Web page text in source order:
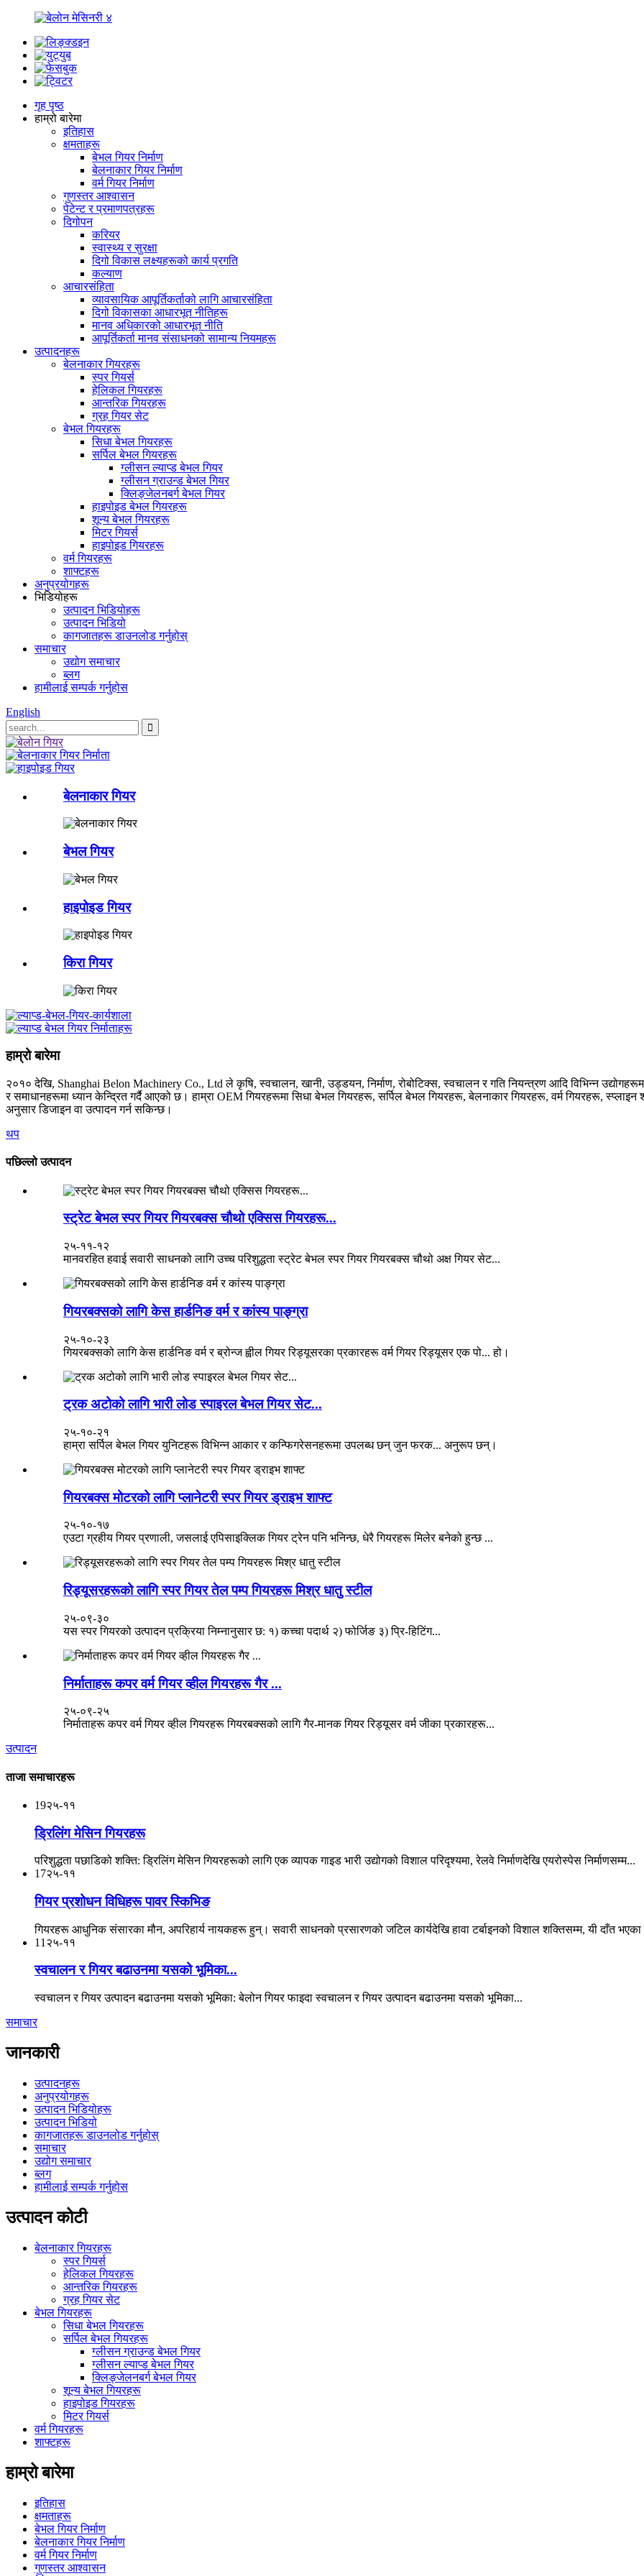
गृह पृष्ठ
हाम्रो बारेमा
इतिहास
क्षमताहरू
बेभल गियर निर्माण
बेलनाकार गियर निर्माण
वर्म गियर निर्माण
गुणस्तर आश्वासन
पेटेन्ट र प्रमाणपत्रहरू
दिगोपन
करियर
स्वास्थ्य र सुरक्षा
दिगो विकास लक्ष्यहरूको कार्य प्रगति
कल्याण
आचारसंहिता
व्यावसायिक आपूर्तिकर्ताको लागि आचारसंहिता
दिगो विकासका आधारभूत नीतिहरू
मानव अधिकारको आधारभूत नीति
आपूर्तिकर्ता मानव संसाधनको सामान्य नियमहरू
उत्पादनहरू
बेलनाकार गियरहरू
स्पर गियर्स
हेलिकल गियरहरू
आन्तरिक गियरहरू
ग्रह गियर सेट
बेभल गियरहरू
सिधा बेभल गियरहरू
सर्पिल बेभल गियरहरू
ग्लीसन ल्याप्ड बेभल गियर
ग्लीसन ग्राउन्ड बेभल गियर
क्लिङ्जेलनबर्ग बेभल गियर
हाइपोइड बेभल गियरहरू
शून्य बेभल गियरहरू
मिटर गियर्स
हाइपोइड गियरहरू
वर्म गियरहरू
शाफ्टहरू
अनुप्रयोगहरू
भिडियोहरू
उत्पादन भिडियोहरू
उत्पादन भिडियो
कागजातहरू डाउनलोड गर्नुहोस्
समाचार
उद्योग समाचार
ब्लग
हामीलाई सम्पर्क गर्नुहोस
English
बेलनाकार गियर
बेभल गियर
हाइपोइड गियर
किरा गियर
हाम्रो बारेमा
२०१० देखि, Shanghai Belon Machinery Co., Ltd ले कृषि, स्वचालन, खानी, उड्डयन, निर्माण, रोबोटिक्स, स्वचालन र गति नियन्त्रण आदि विभिन्न
र समाधानहरूमा ध्यान केन्द्रित गर्दै आएको छ। हाम्रा OEM गियरहरूमा सिधा बेभल गियरहरू, सर्पिल बेभल गियरहरू, बेलनाकार गियरहरू, वर्म गियरहरू,
अनुसार डिजाइन वा उत्पादन गर्न सकिन्छ।
थप
पछिल्लो उत्पादन
स्ट्रेट बेभल स्पर गियर गियरबक्स चौथो एक्सिस गियरहरू...
२५-११-१२
मानवरहित हवाई सवारी साधनको लागि उच्च परिशुद्धता स्ट्रेट बेभल स्पर गियर गियरबक्स चौथो अक्ष गियर सेट...
गियरबक्सको लागि केस हार्डनिङ वर्म र कांस्य पाङ्ग्रा
२५-१०-२३
गियरबक्सको लागि केस हार्डनिङ वर्म र ब्रोन्ज ह्वील गियर रिड्यूसरका प्रकारहरू वर्म गियर रिड्यूसर एक पो... हो।
ट्रक अटोको लागि भारी लोड स्पाइरल बेभल गियर सेट...
२५-१०-२१
हाम्रा सर्पिल बेभल गियर युनिटहरू विभिन्न आकार र कन्फिगरेसनहरूमा उपलब्ध छन् जुन फरक... अनुरूप छन्।
गियरबक्स मोटरको लागि प्लानेटरी स्पर गियर ड्राइभ शाफ्ट
२५-१०-१७
एउटा ग्रहीय गियर प्रणाली, जसलाई एपिसाइक्लिक गियर ट्रेन पनि भनिन्छ, धेरै गियरहरू मिलेर बनेको हुन्छ ...
रिड्यूसरहरूको लागि स्पर गियर तेल पम्प गियरहरू मिश्र धातु स्टील
२५-०९-३०
यस स्पर गियरको उत्पादन प्रक्रिया निम्नानुसार छ: १) कच्चा पदार्थ २) फोर्जिङ ३) प्रि-हिटिंग...
निर्माताहरू कपर वर्म गियर व्हील गियरहरू गैर ...
२५-०९-२५
निर्माताहरू कपर वर्म गियर व्हील गियरहरू गियरबक्सको लागि गैर-मानक गियर रिड्यूसर वर्म जीका प्रकारहरू...
उत्पादन
ताजा समाचारहरू
19२५-११
ड्रिलिंग मेसिन गियरहरू
परिशुद्धता पछाडिको शक्ति: ड्रिलिंग मेसिन गियरहरूको लागि एक व्यापक गाइड भारी उद्योगको विशाल परिदृश्यमा, रेलवे निर्माणदेखि एयरोस्पेस निर्माणसम्म...
17२५-११
गियर प्रशोधन विधिहरू पावर स्किभिङ
गियरहरू आधुनिक संसारका मौन, अपरिहार्य नायकहरू हुन्। सवारी साधनको प्रसारणको जटिल कार्यदेखि हावा टर्बाइनको विशाल शक्तिसम्म, यी दाँत
11 २५-११
स्वचालन र गियर बढाउनमा यसको भूमिका...
स्वचालन र गियर उत्पादन बढाउनमा यसको भूमिका: बेलोन गियर फाइदा स्वचालन र गियर उत्पादन बढाउनमा यसको भूमिका...
समाचार
जानकारी
उत्पादनहरू
अनुप्रयोगहरू
उत्पादन भिडियोहरू
उत्पादन भिडियो
कागजातहरू डाउनलोड गर्नुहोस्
समाचार
उद्योग समाचार
ब्लग
हामीलाई सम्पर्क गर्नुहोस
उत्पादन कोटी
बेलनाकार गियरहरू
स्पर गियर्स
हेलिकल गियरहरू
आन्तरिक गियरहरू
ग्रह गियर सेट
बेभल गियरहरू
सिधा बेभल गियरहरू
सर्पिल बेभल गियरहरू
ग्लीसन ग्राउन्ड बेभल गियर
ग्लीसन ल्याप्ड बेभल गियर
क्लिङ्जेलनबर्ग बेभल गियर
शून्य बेभल गियरहरू
हाइपोइड गियरहरू
मिटर गियर्स
वर्म गियरहरू
शाफ्टहरू
हाम्रो बारेमा
इतिहास
क्षमताहरू
बेभल गियर निर्माण
बेलनाकार गियर निर्माण
वर्म गियर निर्माण
गुणस्तर आश्वासन